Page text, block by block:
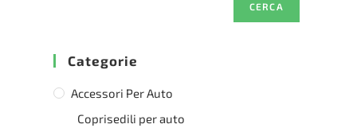
CERCA
Categorie
Accessori Per Auto
Coprisedili per auto